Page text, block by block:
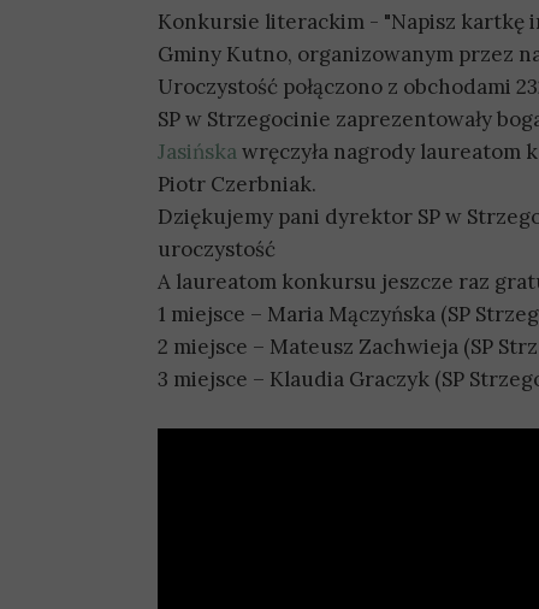
Konkursie literackim - "Napisz kartkę
Gminy Kutno, organizowanym przez
Uroczystość połączono z obchodami
SP w Strzegocinie zaprezentowały
Jasińskawręczyła nagrody laureatom
Piotr Czerbniak.
Dziękujemy pani dyrektor SP w
uroczystość
A laureatom konkursu jeszcze raz
1 miejsce – Maria Mączyńska (SP
2 miejsce – Mateusz Zachwieja (SP
3 miejsce – Klaudia Graczyk (SP